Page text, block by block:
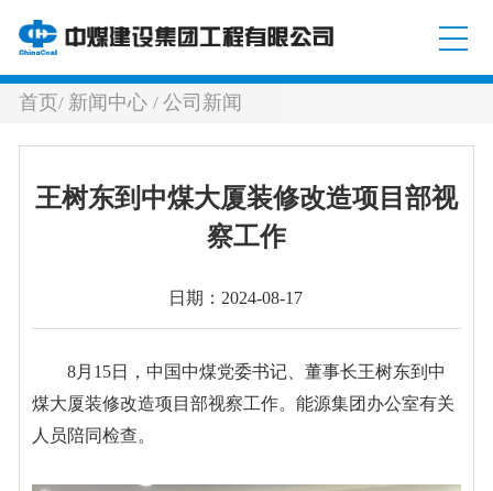
首页/ 新闻中心/公司新闻
王树东到中煤大厦装修改造项目部视
察工作
日期：2024-08-17
8月15日，中国中煤党委书记、董事长王树东到中
煤大厦装修改造项目部视察工作。能源集团办公室有关
人员陪同检查。